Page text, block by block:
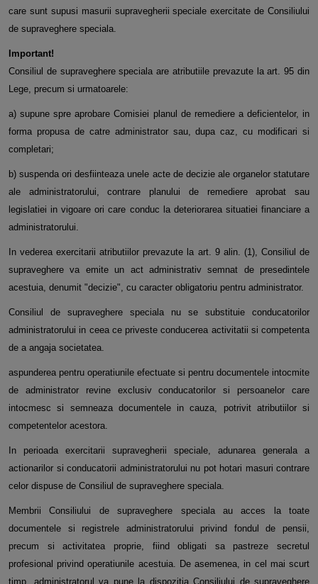
care sunt supusi masurii supravegherii speciale exercitate de Consiliului
de supraveghere speciala.
Important!
Consiliul de supraveghere speciala are atributiile prevazute la art. 95 din
Lege, precum si urmatoarele:
a) supune spre aprobare Comisiei planul de remediere a deficientelor, in
forma propusa de catre administrator sau, dupa caz, cu modificari si
completari;
b) suspenda ori desfiinteaza unele acte de decizie ale organelor statutare
ale administratorului, contrare planului de remediere aprobat sau
legislatiei in vigoare ori care conduc la deteriorarea situatiei financiare a
administratorului.
In vederea exercitarii atributiilor prevazute la art. 9 alin. (1), Consiliul de
supraveghere va emite un act administrativ semnat de presedintele
acestuia, denumit "decizie", cu caracter obligatoriu pentru administrator.
Consiliul de supraveghere speciala nu se substituie conducatorilor
administratorului in ceea ce priveste conducerea activitatii si competenta
de a angaja societatea.
aspunderea pentru operatiunile efectuate si pentru documentele intocmite
de administrator revine exclusiv conducatorilor si persoanelor care
intocmesc si semneaza documentele in cauza, potrivit atributiilor si
competentelor acestora.
In perioada exercitarii supravegherii speciale, adunarea generala a
actionarilor si conducatorii administratorului nu pot hotari masuri contrare
celor dispuse de Consiliul de supraveghere speciala.
Membrii Consiliului de supraveghere speciala au acces la toate
documentele si registrele administratorului privind fondul de pensii,
precum si activitatea proprie, fiind obligati sa pastreze secretul
profesional privind operatiunile acestuia. De asemenea, in cel mai scurt
timp, administratorul va pune la dispozitia Consiliului de supraveghere